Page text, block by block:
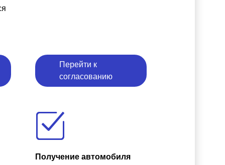
Перейти к
согласованию
Получение автомобиля